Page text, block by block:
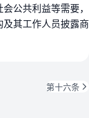
公共利益等需要，
其工作人员披露商
第十六条